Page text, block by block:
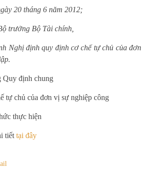
20 tháng 6 năm 2012;
trưởng Bộ Tài chính,
Nghị định quy định cơ chế tự chủ của đơn
Quy định chung
tự chủ của đơn vị sự nghiệp công
thực hiện
tiết tại đây